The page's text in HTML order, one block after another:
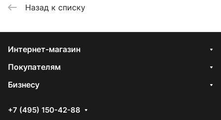
Назад к списку
Интернет-магазин
Покупателям
Бизнесу
+7 (495) 150-42-88